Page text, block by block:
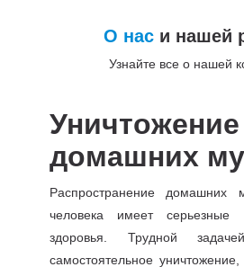
О нас и нашей
Узнайте все о нашей
Уничтожение
домашних
Распространение домашних
человека имеет серьезные
здоровья. Трудной
самостоятельное